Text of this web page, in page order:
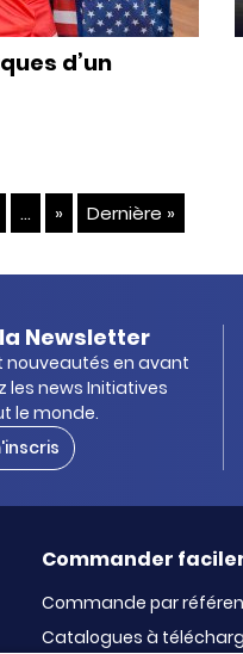
d’un
... » Dernière »
Newsletter
en avant
les news Initiatives
le monde.
Commander
Commande par
Catalogues à